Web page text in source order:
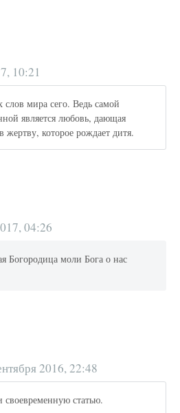
10:21
мира сего. Ведь самой
является любовь, дающая
жертву, которое рождает дитя.
04:26
Богородица моли Бога о нас
2016, 22:48
статью.